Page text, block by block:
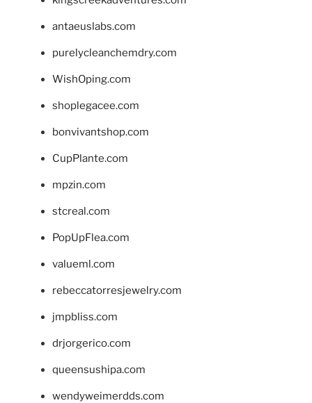
antaeuslabs.com
purelycleanchemdry.com
WishOping.com
shoplegacee.com
bonvivantshop.com
CupPlante.com
mpzin.com
stcreal.com
PopUpFlea.com
valueml.com
rebeccatorresjewelry.com
jmpbliss.com
drjorgerico.com
queensushipa.com
wendyweimerdds.com